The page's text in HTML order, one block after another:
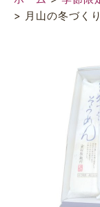
> 月山の冬づく